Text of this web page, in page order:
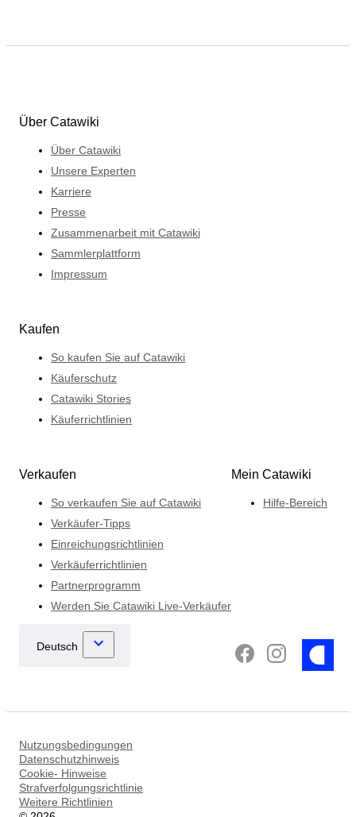
Über Catawiki
Über Catawiki
Unsere Experten
Karriere
Presse
Zusammenarbeit mit Catawiki
Sammlerplattform
Impressum
Kaufen
So kaufen Sie auf Catawiki
Käuferschutz
Catawiki Stories
Käuferrichtlinien
Verkaufen
So verkaufen Sie auf Catawiki
Verkäufer-Tipps
Einreichungsrichtlinien
Verkäuferrichtlinien
Partnerprogramm
Werden Sie Catawiki Live-Verkäufer
Mein Catawiki
Hilfe-Bereich
Nutzungsbedingungen
Datenschutzhinweis
Cookie- Hinweise
Strafverfolgungsrichtlinie
Weitere Richtlinien